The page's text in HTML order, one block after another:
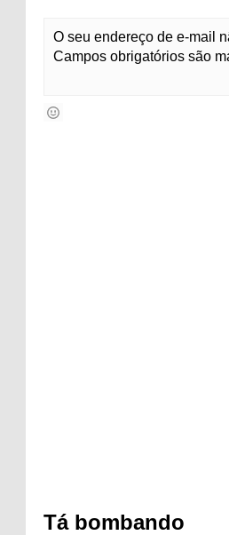
O seu endereço de e-mail
Campos obrigatórios são
Tá bombando